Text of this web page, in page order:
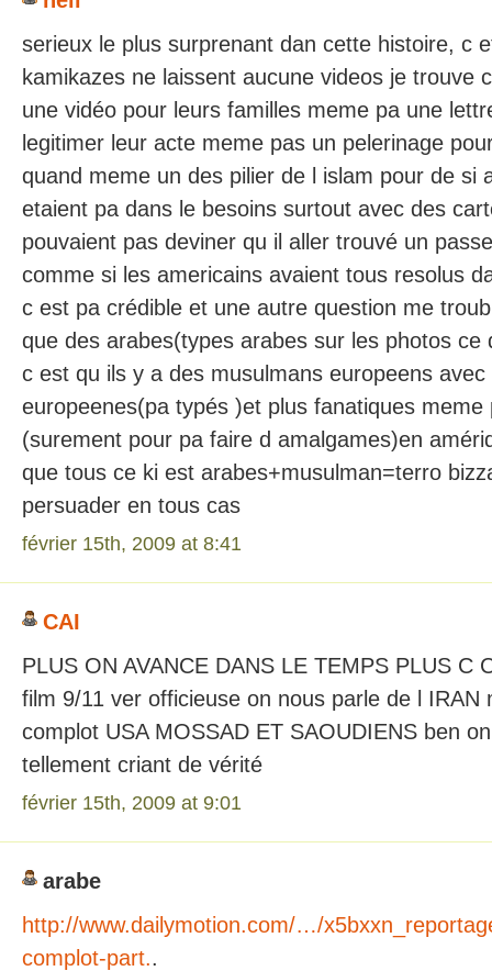
serieux le plus surprenant dan cette histoire, c
kamikazes ne laissent aucune videos je trouve
une vidéo pour leurs familles meme pa une
legitimer leur acte meme pas un pelerinage
quand meme un des pilier de l islam pour de si
etaient pa dans le besoins surtout avec des
pouvaient pas deviner qu il aller trouvé un
comme si les americains avaient tous resolus
c est pa crédible et une autre question me
que des arabes(types arabes sur les photos ce
c est qu ils y a des musulmans europeens avec
europeenes(pa typés )et plus fanatiques meme
(surement pour pa faire d amalgames)en
que tous ce ki est arabes+musulman=terro
persuader en tous cas
février 15th, 2009 at 8:41
CAI
PLUS ON AVANCE DANS LE TEMPS PLUS C
film 9/11 ver officieuse on nous parle de l IRAN
complot USA MOSSAD ET SAOUDIENS ben
tellement criant de vérité
février 15th, 2009 at 9:01
arabe
http://www.dailymotion.com/…/
complot-part..